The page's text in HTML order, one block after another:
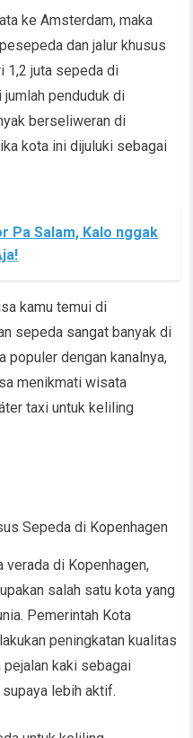
ke Amsterdam, maka
dan jalur khusus
1,2 juta sepeda di
penduduk di
berseliweran di
kota ini dijuluki sebagai
Pa Salam, Kalo nggak
kamu temui di
sepeda sangat banyak di
populer dengan kanalnya,
menikmati wisata
taxi untuk keliling
Sepeda di Kopenhagen
verada di Kopenhagen,
salah satu kota yang
Pemerintah Kota
peningkatan kualitas
kaki sebagai
lebih aktif.